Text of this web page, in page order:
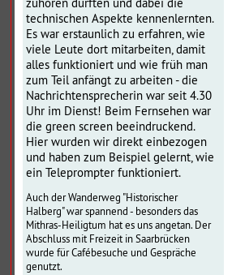
technischen Aspekte kennenlernten.
Es war erstaunlich zu erfahren, wie
viele Leute dort mitarbeiten, damit
alles funktioniert und wie früh man
zum Teil anfängt zu arbeiten - die
Nachrichtensprecherin war seit 4.30
Uhr im Dienst! Beim Fernsehen war
die green screen beeindruckend.
Hier wurden wir direkt einbezogen
und haben zum Beispiel gelernt, wie
ein Teleprompter funktioniert.
Auch der Wanderweg "Historischer
Halberg" war spannend - besonders das
Mithras-Heiligtum hat es uns angetan. Der
Abschluss mit Freizeit in Saarbrücken
wurde für Cafébesuche und Gespräche
genutzt.